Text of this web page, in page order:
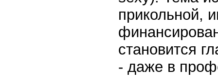
прикольной,
становится
- даже в